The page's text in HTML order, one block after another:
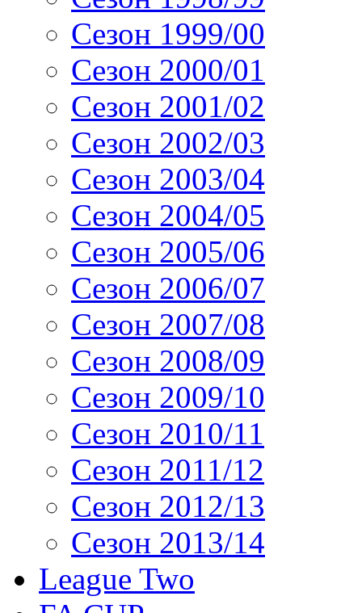
Сезон 1999/00
Сезон 2000/01
Сезон 2001/02
Сезон 2002/03
Сезон 2003/04
Сезон 2004/05
Сезон 2005/06
Сезон 2006/07
Сезон 2007/08
Сезон 2008/09
Сезон 2009/10
Сезон 2010/11
Сезон 2011/12
Сезон 2012/13
Сезон 2013/14
League Two